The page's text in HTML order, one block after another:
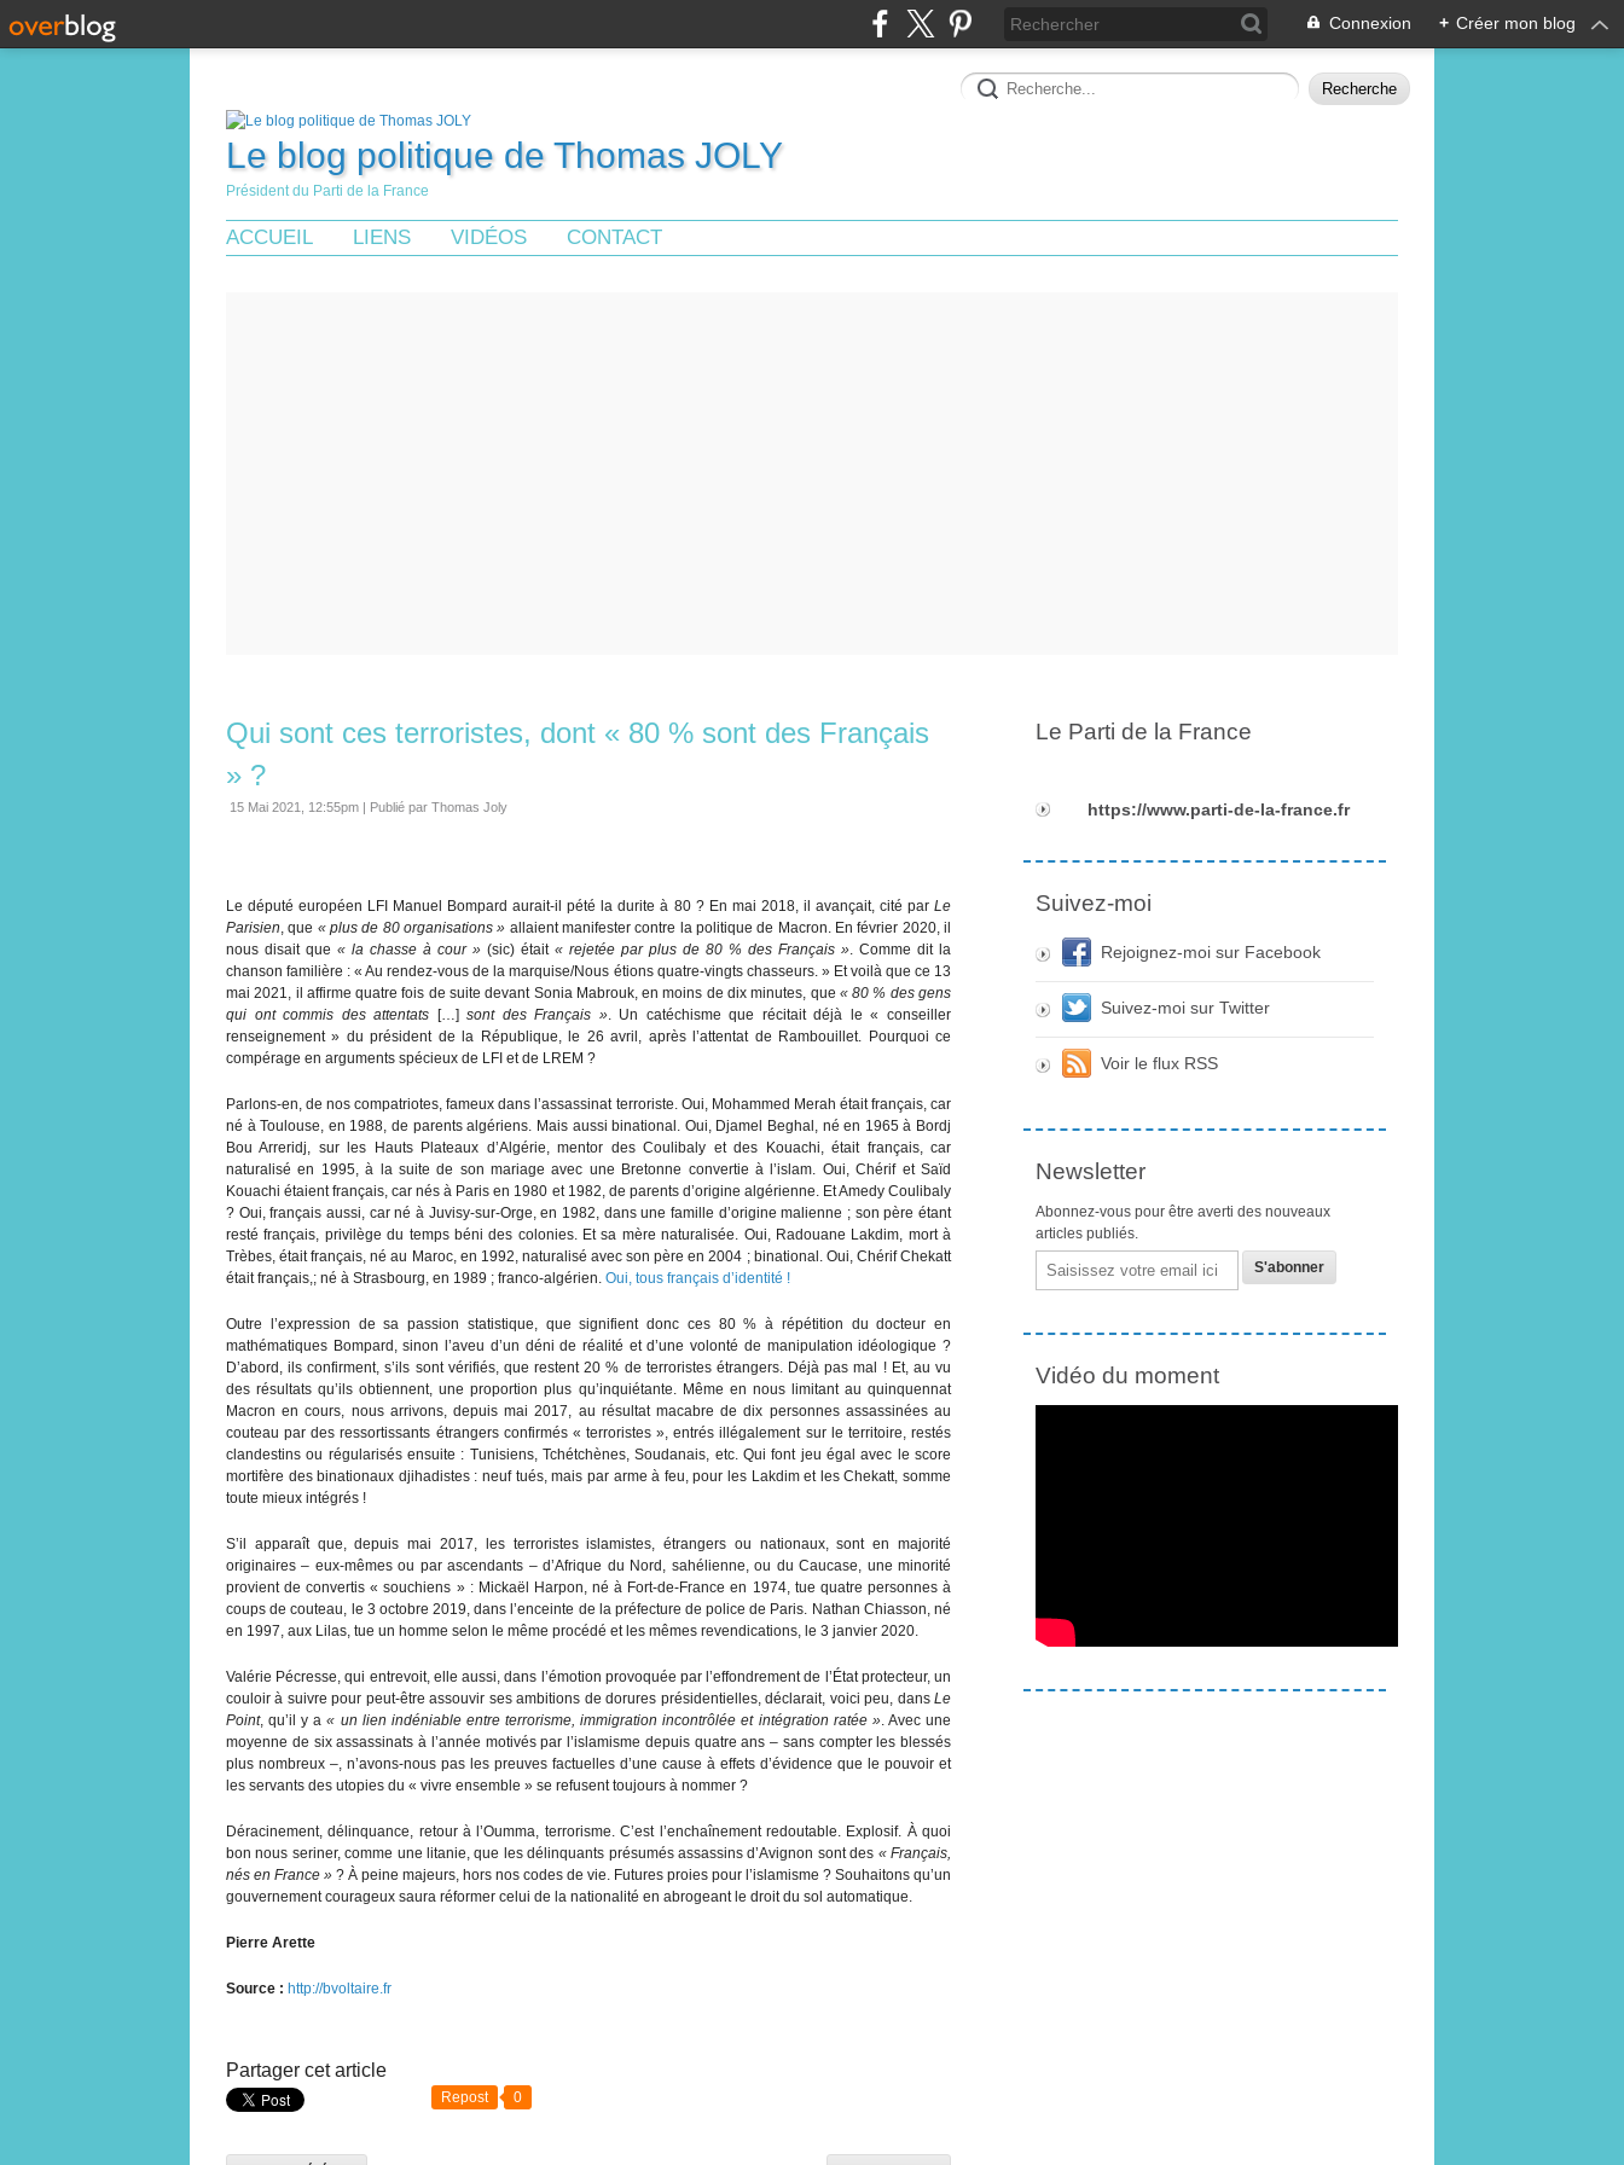
Connexion + Créer mon blog
Le blog politique de Thomas JOLY
Président du Parti de la France
ACCUEIL LIENS VIDÉOS CONTACT
Qui sont ces terroristes, dont « 80 % sont des Français
» ?
15 Mai 2021, 12:55pm | Publié par Thomas Joly
Le député européen LFI Manuel Bompard aurait-il pété la durite à 80 ? En mai 2018, il avançait, cité par Le
Parisien, que « plus de 80 organisations » allaient manifester contre la politique de Macron. En février 2020, il
nous disait que « la chasse à cour » (sic) était « rejetée par plus de 80 % des Français ». Comme dit la
chanson familière : « Au rendez-vous de la marquise/Nous étions quatre-vingts chasseurs. » Et voilà que ce 13
mai 2021, il affirme quatre fois de suite devant Sonia Mabrouk, en moins de dix minutes, que « 80 % des gens
qui ont commis des attentats […]sont des Français ». Un catéchisme que récitait déjà le « conseiller
renseignement » du président de la République, le 26 avril, après l’attentat de Rambouillet. Pourquoi ce
compérage en arguments spécieux de LFI et de LREM ?
Parlons-en, de nos compatriotes, fameux dans l’assassinat terroriste. Oui, Mohammed Merah était français, car
né à Toulouse, en 1988, de parents algériens. Mais aussi binational. Oui, Djamel Beghal, né en 1965 à Bordj
Bou Arreridj, sur les Hauts Plateaux d’Algérie, mentor des Coulibaly et des Kouachi, était français, car
naturalisé en 1995, à la suite de son mariage avec une Bretonne convertie à l’islam. Oui, Chérif et Saïd
Kouachi étaient français, car nés à Paris en 1980 et 1982, de parents d’origine algérienne. Et Amedy Coulibaly
? Oui, français aussi, car né à Juvisy-sur-Orge, en 1982, dans une famille d’origine malienne ; son père étant
resté français, privilège du temps béni des colonies. Et sa mère naturalisée. Oui, Radouane Lakdim, mort à
Trèbes, était français, né au Maroc, en 1992, naturalisé avec son père en 2004 ; binational. Oui, Chérif Chekatt
était français,; né à Strasbourg, en 1989 ; franco-algérien. Oui, tous français d’identité !
Outre l’expression de sa passion statistique, que signifient donc ces 80 % à répétition du docteur en
mathématiques Bompard, sinon l’aveu d’un déni de réalité et d’une volonté de manipulation idéologique ?
D’abord, ils confirment, s’ils sont vérifiés, que restent 20 % de terroristes étrangers. Déjà pas mal ! Et, au vu
des résultats qu’ils obtiennent, une proportion plus qu’inquiétante. Même en nous limitant au quinquennat
Macron en cours, nous arrivons, depuis mai 2017, au résultat macabre de dix personnes assassinées au
couteau par des ressortissants étrangers confirmés « terroristes », entrés illégalement sur le territoire, restés
clandestins ou régularisés ensuite : Tunisiens, Tchétchènes, Soudanais, etc. Qui font jeu égal avec le score
mortifère des binationaux djihadistes : neuf tués, mais par arme à feu, pour les Lakdim et les Chekatt, somme
toute mieux intégrés !
S’il apparaît que, depuis mai 2017, les terroristes islamistes, étrangers ou nationaux, sont en majorité
originaires – eux-mêmes ou par ascendants – d’Afrique du Nord, sahélienne, ou du Caucase, une minorité
provient de convertis « souchiens » : Mickaël Harpon, né à Fort-de-France en 1974, tue quatre personnes à
coups de couteau, le 3 octobre 2019, dans l’enceinte de la préfecture de police de Paris. Nathan Chiasson, né
en 1997, aux Lilas, tue un homme selon le même procédé et les mêmes revendications, le 3 janvier 2020.
Valérie Pécresse, qui entrevoit, elle aussi, dans l’émotion provoquée par l’effondrement de l’État protecteur, un
couloir à suivre pour peut-être assouvir ses ambitions de dorures présidentielles, déclarait, voici peu, dans Le
Point, qu’il y a« un lien indéniable entre terrorisme, immigration incontrôlée et intégration ratée ». Avec une
moyenne de six assassinats à l’année motivés par l’islamisme depuis quatre ans – sans compter les blessés
plus nombreux –, n’avons-nous pas les preuves factuelles d’une cause à effets d’évidence que le pouvoir et
les servants des utopies du « vivre ensemble » se refusent toujours à nommer ?
Déracinement, délinquance, retour à l’Oumma, terrorisme. C’est l’enchaînement redoutable. Explosif. À quoi
bon nous seriner, comme une litanie, que les délinquants présumés assassins d’Avignon sont des « Français,
nés en France » ? À peine majeurs, hors nos codes de vie. Futures proies pour l’islamisme ? Souhaitons qu’un
gouvernement courageux saura réformer celui de la nationalité en abrogeant le droit du sol automatique.
Pierre Arette
Source : http://bvoltaire.fr
Partager cet article
Repost 0
Le Parti de la France
https://www.parti-de-la-france.fr
Suivez-moi
Rejoignez-moi sur Facebook
Suivez-moi sur Twitter
Voir le flux RSS
Newsletter
Abonnez-vous pour être averti des nouveaux
articles publiés.
Email
Vidéo du moment